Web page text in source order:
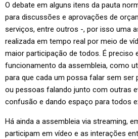
O debate em alguns itens da pauta
para discussões e aprovações de
serviços, entre outros -, por isso uma
realizada em tempo real por meio de
maior participação de todos. É preciso
funcionamento da assembleia, como
para que cada um possa falar sem ser
ou pessoas falando junto com outras
confusão e dando espaço para todos
Há ainda a assembleia via streaming,
participam em vídeo e as interações